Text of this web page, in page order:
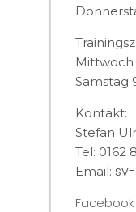
Mittwoch
Samstag
Kontakt:
Stefan
Tel: 0162
Email:
Facebook